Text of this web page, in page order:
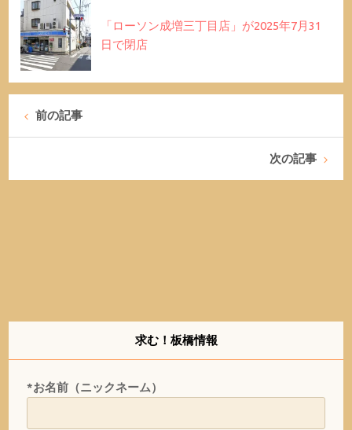
「ローソン成増三丁目店」が2025年7月31
日で閉店
前の記事
次の記事
求む！板橋情報
*お名前（ニックネーム）